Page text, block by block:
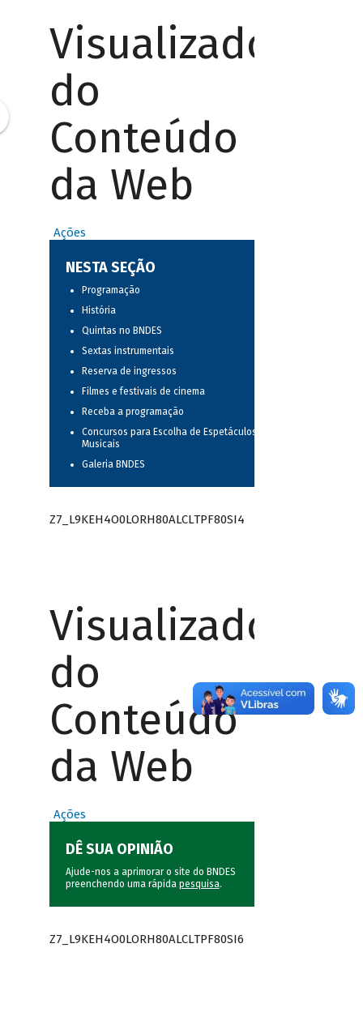
Visualizador
do
Conteúdo
da Web
Ações
NESTA SEÇÃO
Programação
História
Quintas no BNDES
Sextas instrumentais
Reserva de ingressos
Filmes e festivais de cinema
Receba a programação
Concursos para Escolha de Espetáculos
Musicais
Galeria BNDES
Z7_L9KEH4O0LORH80ALCLTPF80SI4
Visualizador
do
Conteúdo
da Web
Ações
DÊ SUA OPINIÃO
Ajude-nos a aprimorar o site do BNDES
preenchendo uma rápida pesquisa.
Z7_L9KEH4O0LORH80ALCLTPF80SI6